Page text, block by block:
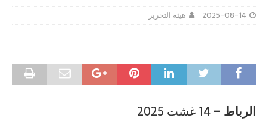
2025-08-14 هيئة التحرير
الرباط –